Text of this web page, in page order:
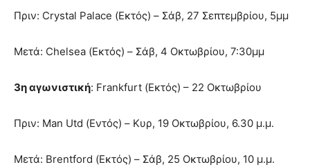
Πριν: Crystal Palace (Εκτός) – Σάβ, 27 Σεπτεμβρίου, 5μμ
Μετά: Chelsea (Εκτός) – Σάβ, 4 Οκτωβρίου, 7:30μμ
3η αγωνιστική: Frankfurt (Εκτός) – 22 Οκτωβρίου
Πριν: Man Utd (Εντός) – Κυρ, 19 Οκτωβρίου, 6.30 μ.μ.
Μετά: Brentford (Εκτός) – Σάβ, 25 Οκτωβρίου, 10 μ.μ.